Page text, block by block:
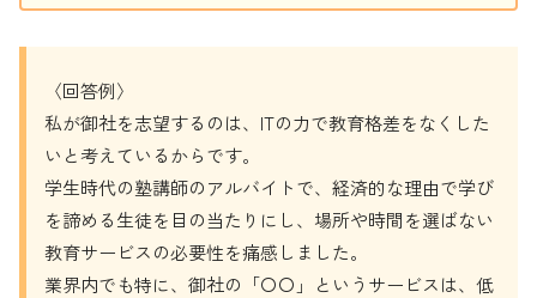
〈回答例〉
私が御社を志望するのは、ITの力で教育格差をなくした
いと考えているからです。
学生時代の塾講師のアルバイトで、経済的な理由で学び
を諦める生徒を目の当たりにし、場所や時間を選ばない
教育サービスの必要性を痛感しました。
業界内でも特に、御社の「〇〇」というサービスは、低